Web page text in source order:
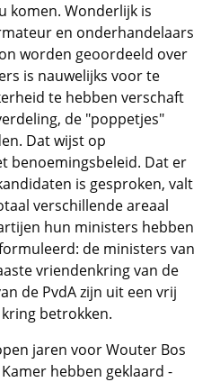
komen. Wonderlijk is
en onderhandelaars
worden geoordeeld over
is nauwelijks voor te
te hebben verschaft
de "poppetjes"
Dat wijst op
benoemingsbeleid. Dat er
is gesproken, valt
verschillende areaal
hun ministers hebben
de ministers van
vriendenkring van de
de PvdA zijn uit een vrij
betrokken.
jaren voor Wouter Bos
hebben geklaard -